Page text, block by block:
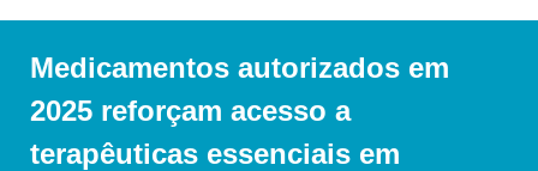
Medicamentos autorizados em
2025 reforçam acesso a
terapêuticas essenciais em